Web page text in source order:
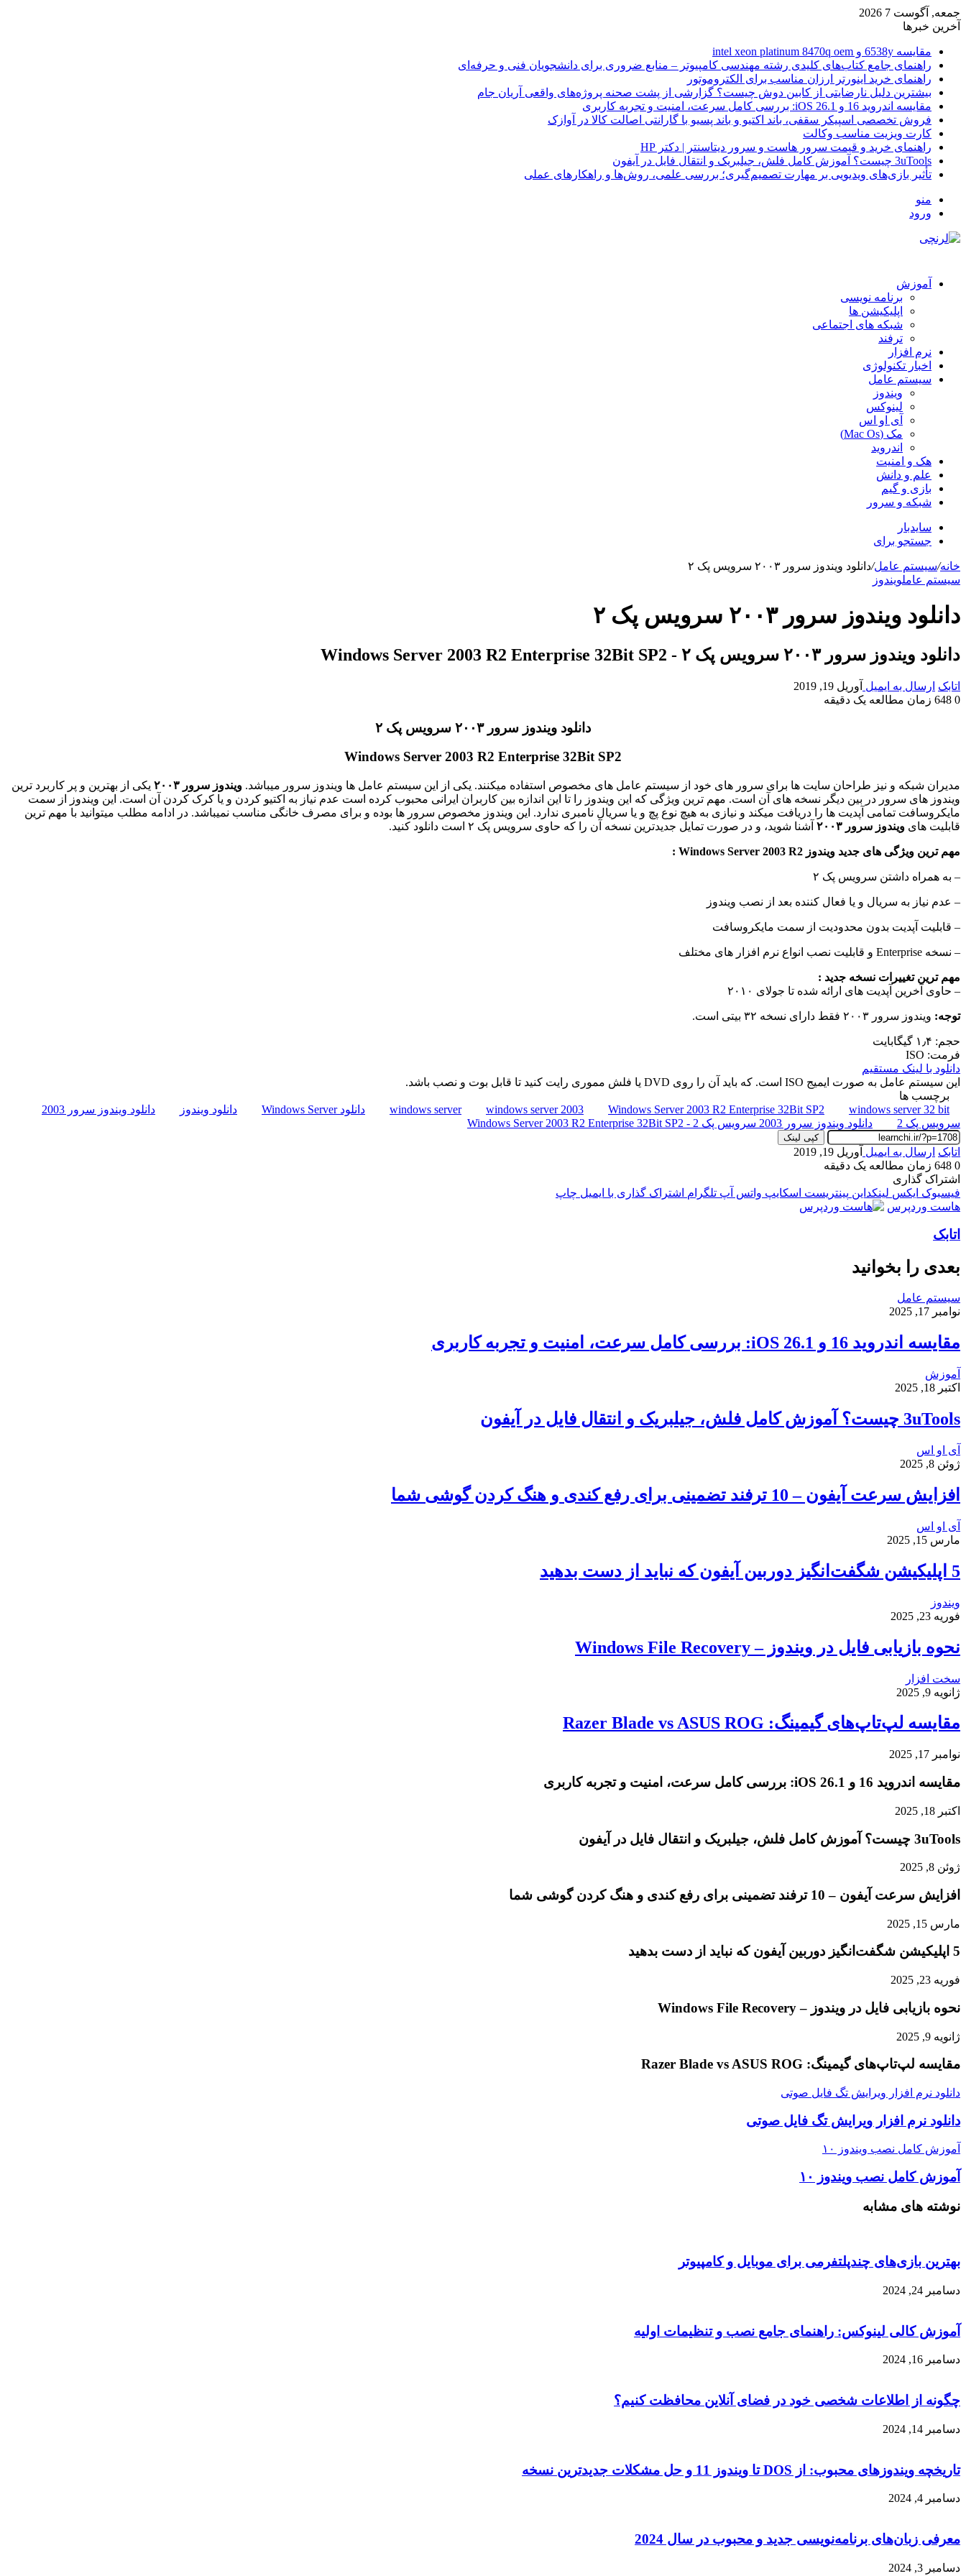
جمعه, آگوست 7 2026
آخرین خبرها
مقایسه 6538y و intel xeon platinum 8470q oem
راهنمای جامع کتاب‌های کلیدی رشته مهندسی کامپیوتر – منابع ضروری برای دانشجویان فنی و حرفه‌ای
راهنمای خرید اینورتر ارزان مناسب برای الکتروموتور
بیشترین دلیل نارضایتی از کابین دوش چیست؟ گزارشی از پشت صحنه پروژه‌های واقعی آریان جام
مقایسه اندروید 16 و iOS 26.1: بررسی کامل سرعت، امنیت و تجربه کاربری
فروش تخصصی اسپیکر سقفی، باند اکتیو و باند پسیو با گارانتی اصالت کالا در آوازک
کارت ویزیت مناسب وکالت
راهنمای خرید و قیمت سرور هاست و سرور دیتاسنتر | دکتر HP
3uTools چیست؟ آموزش کامل فلش، جیلبریک و انتقال فایل در آیفون
تأثیر بازی‌های ویدیویی بر مهارت تصمیم‌گیری؛ بررسی علمی، روش‌ها و راهکارهای عملی
منو
ورود
آموزش
برنامه نویسی
اپلیکیشن ها
شبکه های اجتماعی
ترفند
نرم افزار
اخبار تکنولوژی
سیستم عامل
ویندوز
لینوکس
آی او اس
مک (Mac Os)
اندروید
هک و امنیت
علم و دانش
بازی و گیم
شبکه و سرور
سایدبار
جستجو برای
خانه/سیستم عامل/دانلود ویندوز سرور ۲۰۰۳ سرویس پک ۲
سیستم عاملویندوز
دانلود ویندوز سرور ۲۰۰۳ سرویس پک ۲
دانلود ویندوز سرور ۲۰۰۳ سرویس پک ۲ - Windows Server 2003 R2 Enterprise 32Bit SP2
اتابک ارسال به ایمیل آوریل 19, 2019
0
زمان مطالعه یک دقیقه
دانلود ویندوز سرور ۲۰۰۳ سرویس پک ۲
Windows Server 2003 R2 Enterprise 32Bit SP2
مدیران شبکه و نیز طراحان سایت ها برای سرور های خود از سیستم عامل های مخصوص استفاده میکنند. یکی از این سیستم عامل ها ویندوز سرور میباشد. ویندوز سرور ۲۰۰۳
یکی از بهترین و پر کاربرد ترین
ویندوز های سرور در بین دیگر نسخه های آن است. مهم ترین ویژگی که این ویندوز را تا این اندازه بین کاربران ایرانی محبوب کرده است عدم نیاز به اکتیو کردن و یا کرک کردن آن است. این ویندوز از سمت
مایکروسافت تمامی آپدیت ها را دریافت میکند و نیازی به هیچ نوع پچ و یا سریال نامبری ندارد. این ویندوز مخصوص سرور ها بوده و برای مصرف خانگی مناسب نمیباشد. در ادامه مطلب میتوانید با مهم ترین
قابلیت های ویندوز سرور ۲۰۰۳ آشنا شوید، و در صورت تمایل جدیدترین نسخه آن را که حاوی سرویس پک ۲ است دانلود کنید.
مهم ترین ویژگی های جدید ویندوز Windows Server 2003 R2 :
– به همراه داشتن سرویس پک ۲
– عدم نیاز به سریال و یا فعال کننده بعد از نصب ویندوز
– قابلیت آپدیت بدون محدودیت از سمت مایکروسافت
– نسخه Enterprise و قابلیت نصب انواع نرم افزار های مختلف
مهم ترین تغییرات نسخه جدید :
– حاوی آخرین آپدیت های ارائه شده تا جولای ۲۰۱۰
توجه: ویندوز سرور ۲۰۰۳ فقط دارای نسخه ۳۲ بیتی است.
حجم: ۱٫۴ گیگابایت
فرمت: ISO
دانلود با لینک مستقیم
این سیستم عامل به صورت ایمیج ISO است. که باید آن را روی DVD یا فلش مموری رایت کنید تا قابل بوت و نصب باشد.
برچسب ها
windows server
windows server 2003 Windows Server 2003 R2 Enterprise 32Bit SP2 windows server 32 bit دانلود Windows Server دانلود ویندوز
دانلود ویندوز سرور 2003
سرویس پک 2
دانلود ویندوز سرور 2003 سرویس پک 2 - Windows Server 2003 R2 Enterprise 32Bit SP2
کپی لینک
اتابک ارسال به ایمیل آوریل 19, 2019
0
زمان مطالعه یک دقیقه
اشتراک گذاری
فیسبوک ایکس لینکداین پینتریست اسکایپ واتس آپ تلگرام اشتراک گذاری با ایمیل چاپ
هاست وردپرس
اتابک
بعدی را بخوانید
سیستم عامل
نوامبر 17, 2025
مقایسه اندروید 16 و iOS 26.1: بررسی کامل سرعت، امنیت و تجربه کاربری
آموزش
اکتبر 18, 2025
3uTools چیست؟ آموزش کامل فلش، جیلبریک و انتقال فایل در آیفون
آی او اس
ژوئن 8, 2025
افزایش سرعت آیفون – 10 ترفند تضمینی برای رفع کندی و هنگ کردن گوشی شما
آی او اس
مارس 15, 2025
5 اپلیکیشن شگفت‌انگیز دوربین آیفون که نباید از دست بدهید
ویندوز
فوریه 23, 2025
نحوه بازیابی فایل در ویندوز – Windows File Recovery
سخت افزار
ژانویه 9, 2025
مقایسه لپ‌تاپ‌های گیمینگ: Razer Blade vs ASUS ROG
نوامبر 17, 2025
مقایسه اندروید 16 و iOS 26.1: بررسی کامل سرعت، امنیت و تجربه کاربری
اکتبر 18, 2025
3uTools چیست؟ آموزش کامل فلش، جیلبریک و انتقال فایل در آیفون
ژوئن 8, 2025
افزایش سرعت آیفون – 10 ترفند تضمینی برای رفع کندی و هنگ کردن گوشی شما
مارس 15, 2025
5 اپلیکیشن شگفت‌انگیز دوربین آیفون که نباید از دست بدهید
فوریه 23, 2025
نحوه بازیابی فایل در ویندوز – Windows File Recovery
ژانویه 9, 2025
مقایسه لپ‌تاپ‌های گیمینگ: Razer Blade vs ASUS ROG
دانلود نرم افزار ویرایش تگ فایل صوتی
دانلود نرم افزار ویرایش تگ فایل صوتی
آموزش کامل نصب ویندوز ۱۰
آموزش کامل نصب ویندوز ۱۰
نوشته های مشابه
بهترین بازی‌های چندپلتفرمی برای موبایل و کامپیوتر
دسامبر 24, 2024
آموزش کالی لینوکس: راهنمای جامع نصب و تنظیمات اولیه
دسامبر 16, 2024
چگونه از اطلاعات شخصی خود در فضای آنلاین محافظت کنیم؟
دسامبر 14, 2024
تاریخچه ویندوزهای محبوب: از DOS تا ویندوز 11 و حل مشکلات جدیدترین نسخه
دسامبر 4, 2024
معرفی زبان‌های برنامه‌نویسی جدید و محبوب در سال 2024
دسامبر 3, 2024